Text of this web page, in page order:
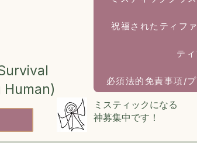
Human)
祝福されたティフ
テ
必須法的免責事項/
ミスティックになる
神募集中です！